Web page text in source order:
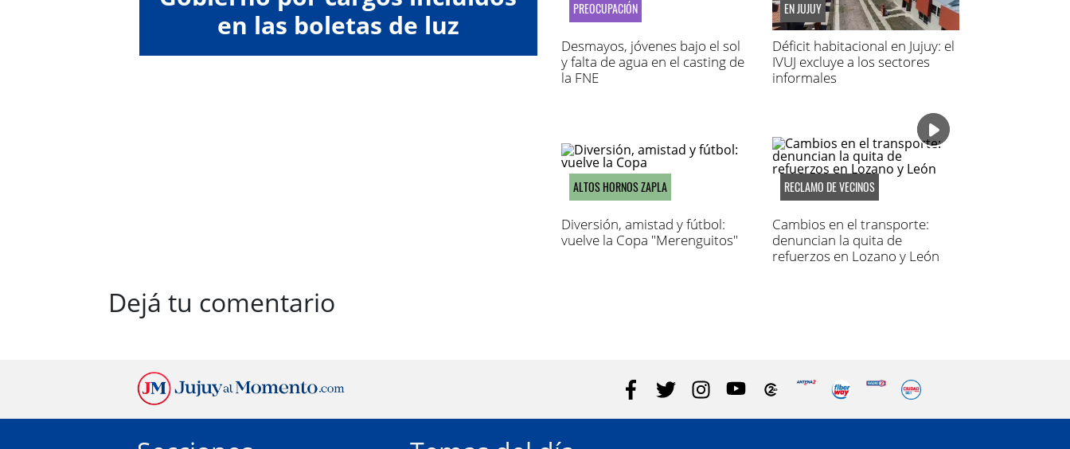
en las boletas de luz
PREOCUPACIÓN
Desmayos, jóvenes bajo el sol
y falta de agua en el casting de
la FNE
EN JUJUY
Déficit habitacional en Jujuy: el
IVUJ excluye a los sectores
informales
ALTOS HORNOS ZAPLA
Diversión, amistad y fútbol:
vuelve la Copa "Merenguitos"
RECLAMO DE VECINOS
Cambios en el transporte:
denuncian la quita de
refuerzos en Lozano y León
Dejá tu comentario